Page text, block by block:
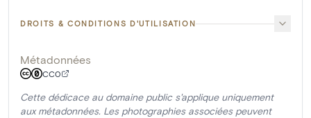
DROITS & CONDITIONS D'UTILISATION
Métadonnées
CC0
Cette dédicace au domaine public s'applique uniquement
aux métadonnées. Les photographies associées peuvent